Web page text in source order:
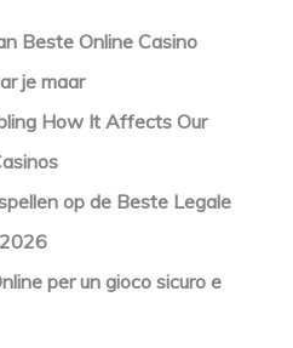
Beste Online Casino
je maar
How It Affects Our
op de Beste Legale
per un gioco sicuro e